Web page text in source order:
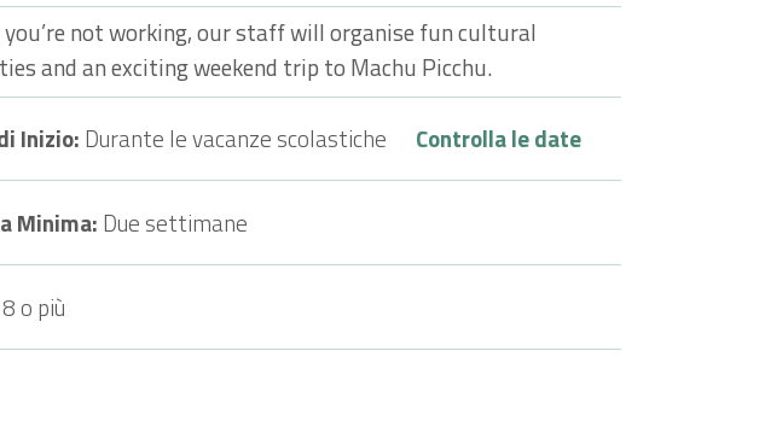
you’re not working, our staff will organise fun cultural
and an exciting weekend trip to Machu Picchu.
Inizio: Durante le vacanze scolastiche Controlla le date
Minima: Due settimane
o più